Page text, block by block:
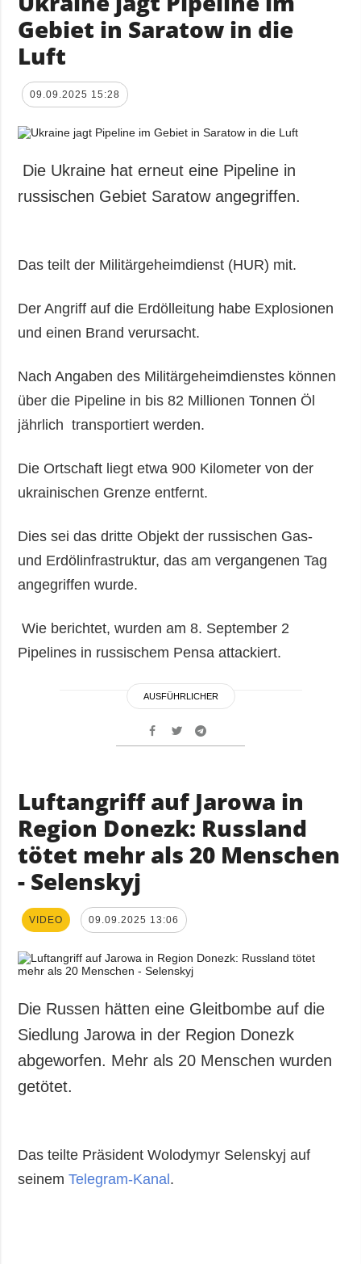
Gebiet in Saratow in die
Luft
09.09.2025 15:28
Die Ukraine hat erneut eine Pipeline in
russischen Gebiet Saratow angegriffen.
Das teilt der Militärgeheimdienst (HUR) mit.
Der Angriff auf die Erdölleitung habe Explosionen
und einen Brand verursacht.
Nach Angaben des Militärgeheimdienstes können
über die Pipeline in bis 82 Millionen Tonnen Öl
jährlich transportiert werden.
Die Ortschaft liegt etwa 900 Kilometer von der
ukrainischen Grenze entfernt.
Dies sei das dritte Objekt der russischen Gas-
und Erdölinfrastruktur, das am vergangenen Tag
angegriffen wurde.
Wie berichtet, wurden am 8. September 2
Pipelines in russischem Pensa attackiert.
AUSFÜHRLICHER
Luftangriff auf Jarowa in
Region Donezk: Russland
tötet mehr als 20 Menschen
- Selenskyj
VIDEO 09.09.2025 13:06
Die Russen hätten eine Gleitbombe auf die
Siedlung Jarowa in der Region Donezk
abgeworfen. Mehr als 20 Menschen wurden
getötet.
Das teilte Präsident Wolodymyr Selenskyj auf
seinemTelegram-Kanal .